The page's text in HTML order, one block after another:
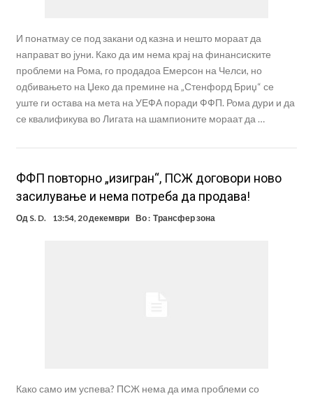
И понатмау се под закани од казна и нешто мораат да
направат во јуни. Како да им нема крај на финансиските
проблеми на Рома, го продадоа Емерсон на Челси, но
одбивањето на Џеко да премине на „Стенфорд Бриџ“ се
уште ги остава на мета на УЕФА поради ФФП. Рома дури и да
се квалификува во Лигата на шампионите мораат да …
ФФП повторно „изигран“, ПСЖ договори ново
засилување и нема потреба да продава!
Од S. D. 13:54, 20 декември Во : Трансфер зона
Како само им успева? ПСЖ нема да има проблеми со